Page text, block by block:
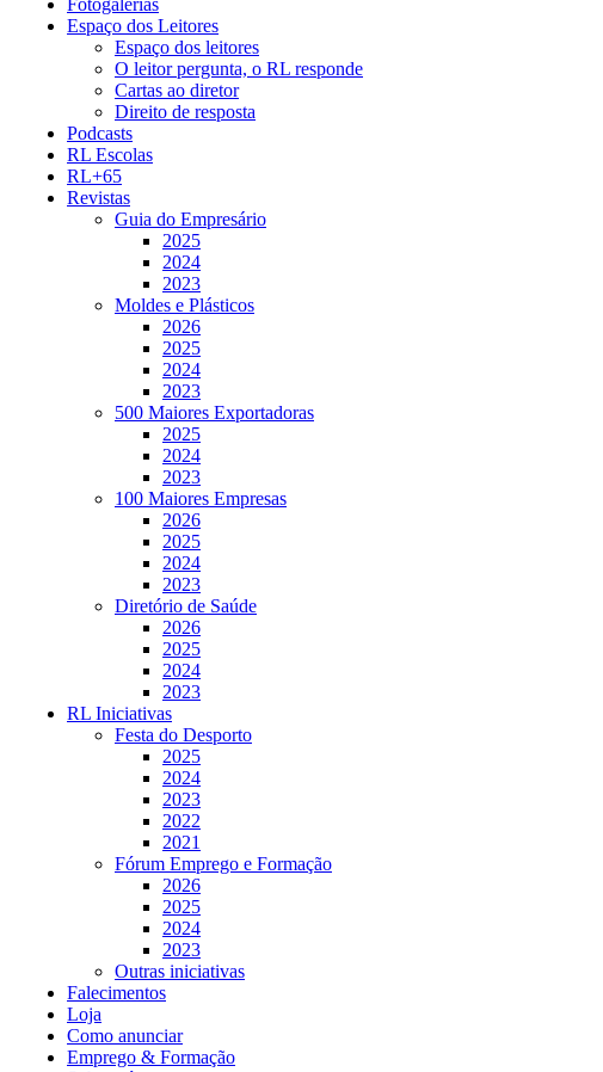
Espaço dos Leitores
Espaço dos leitores
O leitor pergunta, o RL responde
Cartas ao diretor
Direito de resposta
Podcasts
RL Escolas
RL+65
Revistas
Guia do Empresário
2025
2024
2023
Moldes e Plásticos
2026
2025
2024
2023
500 Maiores Exportadoras
2025
2024
2023
100 Maiores Empresas
2026
2025
2024
2023
Diretório de Saúde
2026
2025
2024
2023
RL Iniciativas
Festa do Desporto
2025
2024
2023
2022
2021
Fórum Emprego e Formação
2026
2025
2024
2023
Outras iniciativas
Falecimentos
Loja
Como anunciar
Emprego & Formação